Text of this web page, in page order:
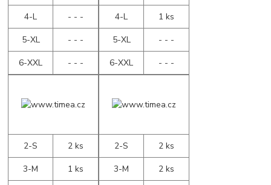
4-L
- - -
5-XL
- - -
6-XXL
- - -
4-L
1 ks
5-XL
- - -
6-XXL
- - -
2-S
2 ks
3-M
1 ks
2-S
2 ks
3-M
2 ks